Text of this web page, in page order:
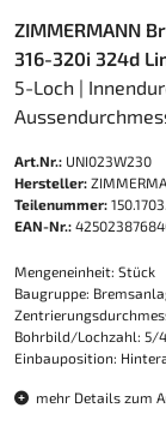
ZIMMERMANN
316-320i 324d
5-Loch |
Art.Nr.: UNI023W230
Hersteller:
Teilenummer:
EAN-Nr.:
Mengeneinheit: Stück
Baugruppe:
Bohrbild/Lochzahl: 5/4
Einbauposition:
mehr Details zum